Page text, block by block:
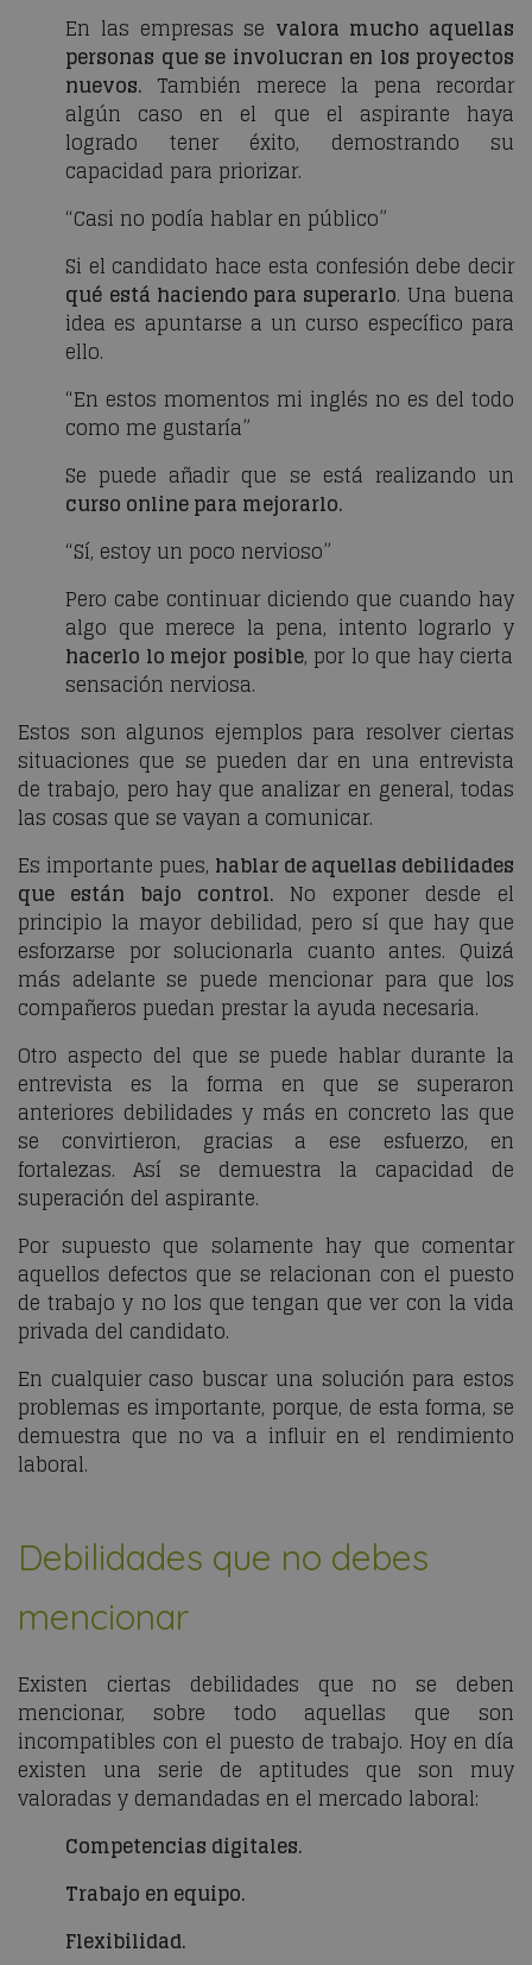
En las empresas se valora mucho aquellas
personas que se involucran en los proyectos
nuevos. También merece la pena recordar
algún caso en el que el aspirante haya
logrado tener éxito, demostrando su
capacidad para priorizar.
“Casi no podía hablar en público”
Si el candidato hace esta confesión debe decir
qué está haciendo para superarlo. Una buena
idea es apuntarse a un curso específico para
ello.
“En estos momentos mi inglés no es del todo
como me gustaría”
Se puede añadir que se está realizando un
curso online para mejorarlo.
“Sí, estoy un poco nervioso”
Pero cabe continuar diciendo que cuando hay
algo que merece la pena, intento lograrlo y
hacerlo lo mejor posible, por lo que hay cierta
sensación nerviosa.
Estos son algunos ejemplos para resolver ciertas
situaciones que se pueden dar en una entrevista
de trabajo, pero hay que analizar en general, todas
las cosas que se vayan a comunicar.
Es importante pues, hablar de aquellas debilidades
que están bajo control. No exponer desde el
principio la mayor debilidad, pero sí que hay que
esforzarse por solucionarla cuanto antes. Quizá
más adelante se puede mencionar para que los
compañeros puedan prestar la ayuda necesaria.
Otro aspecto del que se puede hablar durante la
entrevista es la forma en que se superaron
anteriores debilidades y más en concreto las que
se convirtieron, gracias a ese esfuerzo, en
fortalezas. Así se demuestra la capacidad de
superación del aspirante.
Por supuesto que solamente hay que comentar
aquellos defectos que se relacionan con el puesto
de trabajo y no los que tengan que ver con la vida
privada del candidato.
En cualquier caso buscar una solución para estos
problemas es importante, porque, de esta forma, se
demuestra que no va a influir en el rendimiento
laboral.
Debilidades que no debes
mencionar
Existen ciertas debilidades que no se deben
mencionar, sobre todo aquellas que son
incompatibles con el puesto de trabajo. Hoy en día
existen una serie de aptitudes que son muy
valoradas y demandadas en el mercado laboral:
Competencias digitales.
Trabajo en equipo.
Flexibilidad.